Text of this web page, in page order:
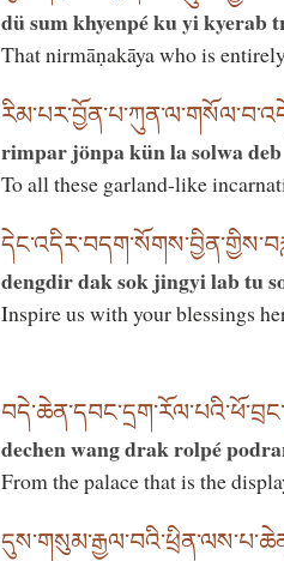
dü sum khyenpé ku yi kyerab
That nirmāṇakāya who is
rimpar jönpa kün la solwa deb
To all these garland-like
dengdir dak sok jingyi lab tu
Inspire us with your blessings
dechen wang drak rolpé
From the palace that is the